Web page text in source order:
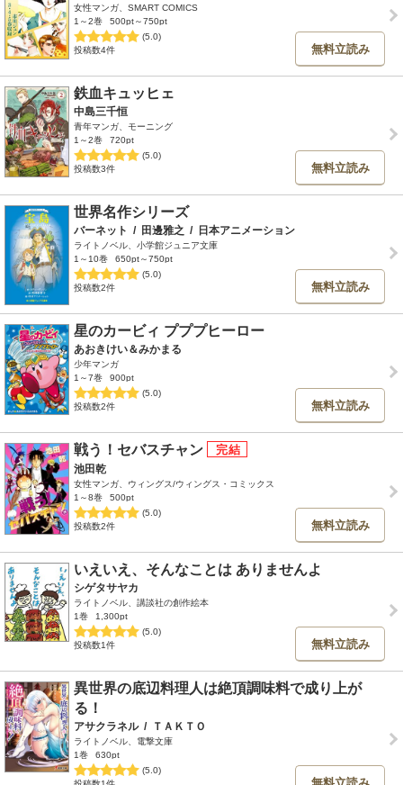
女性マンガ、SMART COMICS
1～2巻
500pt～750pt
(5.0)
投稿数4件
無料立読み
鉄血キュッヒェ
中島三千恒
青年マンガ、モーニング
1～2巻
720pt
(5.0)
投稿数3件
無料立読み
世界名作シリーズ
バーネット / 田邊雅之 / 日本アニメーション
ライトノベル、小学館ジュニア文庫
1～10巻
650pt～750pt
(5.0)
投稿数2件
無料立読み
星のカービィ プププヒーロー
あおきけい＆みかまる
少年マンガ
1～7巻
900pt
(5.0)
投稿数2件
無料立読み
戦う！セバスチャン
池田乾
女性マンガ、ウィングス/ウィングス・コミックス
1～8巻
500pt
(5.0)
投稿数2件
無料立読み
いえいえ、そんなことは ありませんよ
シゲタサヤカ
ライトノベル、講談社の創作絵本
1巻
1,300pt
(5.0)
投稿数1件
無料立読み
異世界の底辺料理人は絶頂調味料で成り上が
る！
アサクラネル / ＴＡＫＴＯ
ライトノベル、電撃文庫
1巻
630pt
(5.0)